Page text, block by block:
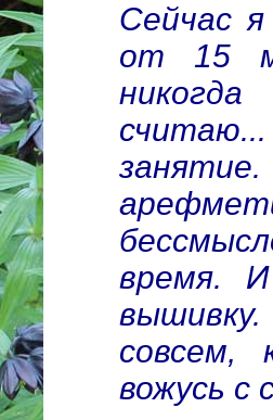
Сейчас
от 15
время.
совсем,
вожусь с